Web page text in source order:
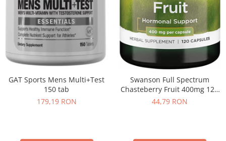
GAT Sports Mens Multi+Test
150 tab
179,19 RON
Swanson Full Spectrum
Chasteberry Fruit 400mg 120
caps
44,79 RON